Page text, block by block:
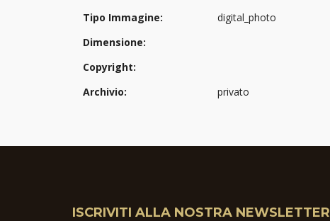
Tipo Immagine:
digital_photo
Dimensione:
Copyright:
Archivio:
privato
ISCRIVITI ALLA NOSTRA NEWSLETTER